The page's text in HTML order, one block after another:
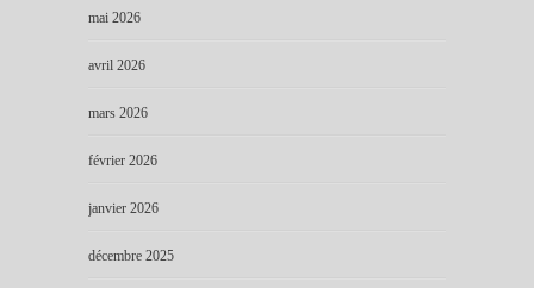
mai 2026
avril 2026
mars 2026
février 2026
janvier 2026
décembre 2025